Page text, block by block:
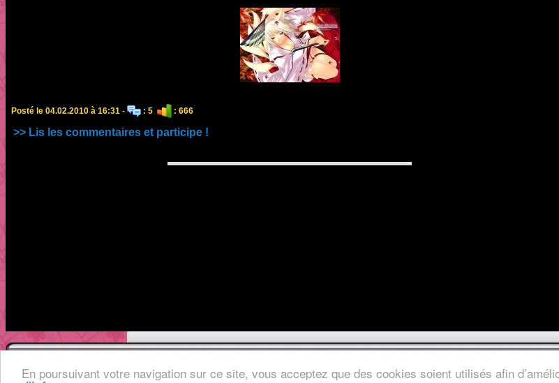
En poursuivant votre navigation sur ce site, vous acceptez que des cookies soient utilisés afin
Posté le 04.02.2010 à 16:31 - : 5 : 666
>> Lis les commentaires et participe !